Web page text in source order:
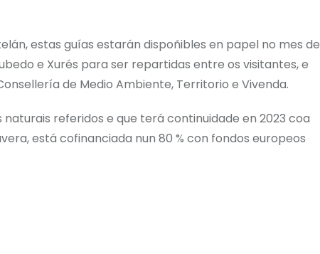
estas guías estarán dispoñibles en papel no mes de
e Xurés para ser repartidas entre os visitantes, e
de Medio Ambiente, Territorio e Vivenda.
referidos e que terá continuidade en 2023 coa
está cofinanciada nun 80 % con fondos europeos